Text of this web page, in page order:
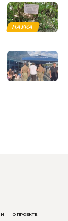
НАУКА
О ПРОЕКТЕ